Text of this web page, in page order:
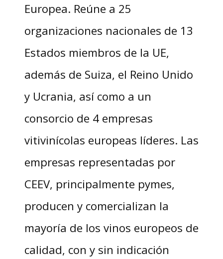
Europea. Reúne a 25
organizaciones nacionales de 13
Estados miembros de la UE,
además de Suiza, el Reino Unido
y Ucrania, así como a un
consorcio de 4 empresas
vitivinícolas europeas líderes. Las
empresas representadas por
CEEV, principalmente pymes,
producen y comercializan la
mayoría de los vinos europeos de
calidad, con y sin indicación